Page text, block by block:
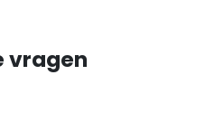
vragen